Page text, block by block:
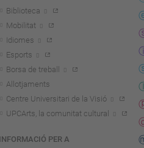
Biblioteca
Mobilitat
Idiomes
Esports
Borsa de treball
Allotjaments
Centre Universitari de la Visió
UPCArts, la comunitat cultural
INFORMACIÓ PER A